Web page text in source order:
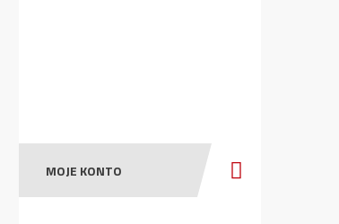
MOJE KONTO